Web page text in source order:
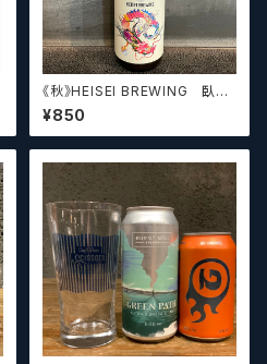
《秋》HEISEI BREWING 臥龍
長生(がりゅうちょうせい)アメリ
カンペールエール【クラフトビー
ル】
¥850